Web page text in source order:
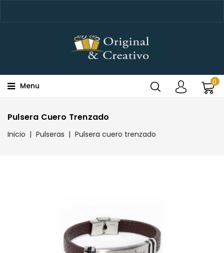
0
Menu
Pulsera Cuero Trenzado
Inicio Pulseras Pulsera cuero trenzado